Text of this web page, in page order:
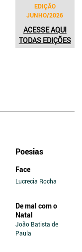
EDIÇÃO
JUNHO/2026
ACESSE AQUI
TODAS EDIÇÕES
Poesias
Face
Lucrecia Rocha
De mal com o
Natal
João Batista de
Paula